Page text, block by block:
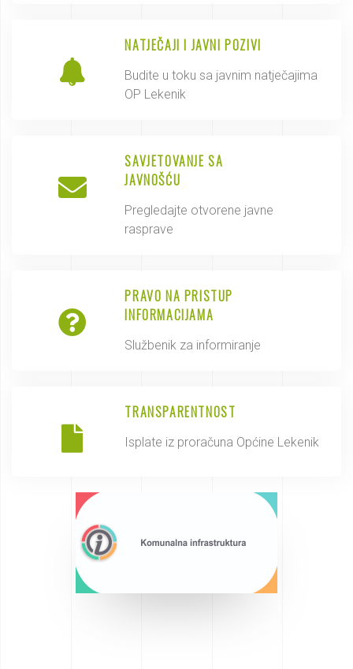
NATJEČAJI I JAVNI POZIVI
Budite u toku sa javnim natječajima
OP Lekenik
SAVJETOVANJE SA
JAVNOŠĆU
Pregledajte otvorene javne
rasprave
PRAVO NA PRISTUP
INFORMACIJAMA
Službenik za informiranje
TRANSPARENTNOST
Isplate iz proračuna Općine Lekenik